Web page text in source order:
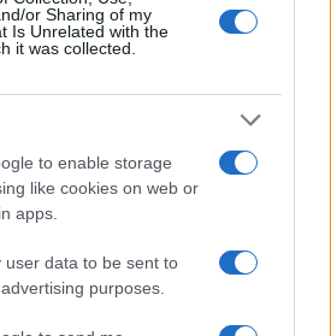
or Sharing of my
Is Unrelated with the
it was collected.
to enable storage
like cookies on web or
apps.
user data to be sent to
purposes.
considerazioni, il 25 aprile
per quello che è: la
assassinava gli oppositori
di umanità, un regime
il presidente
la sua recente visita ad
alla deportazione degli